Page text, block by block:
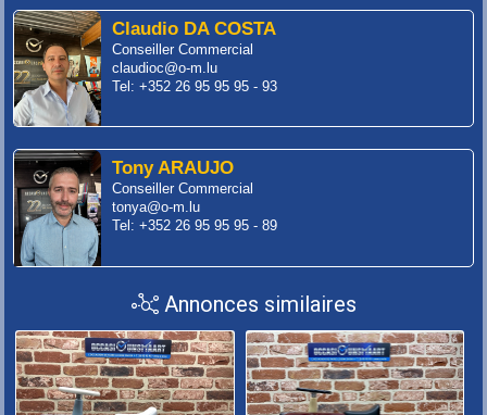
Claudio DA COSTA
Conseiller Commercial
claudioc@o-m.lu
Tel: +352 26 95 95 95 - 93
Tony ARAUJO
Conseiller Commercial
tonya@o-m.lu
Tel: +352 26 95 95 95 - 89
Annonces similaires